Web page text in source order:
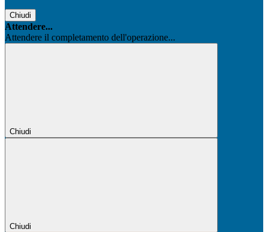
Chiudi
Attendere...
Attendere il completamento dell'operazione...
Chiudi
Chiudi